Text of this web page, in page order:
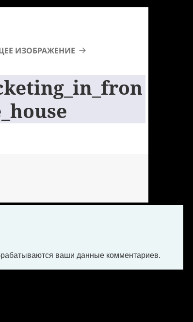
ИЗОБРАЖЕНИЕ
ваши данные комментариев.